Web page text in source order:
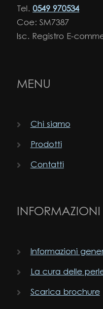
Tel. 0549 970534
Coe: SM7387
Isc. Registro E-
MENU
Chi siamo
Prodotti
Contatti
INFORMAZIONI
Informazioni
La cura delle
Scarica brochure